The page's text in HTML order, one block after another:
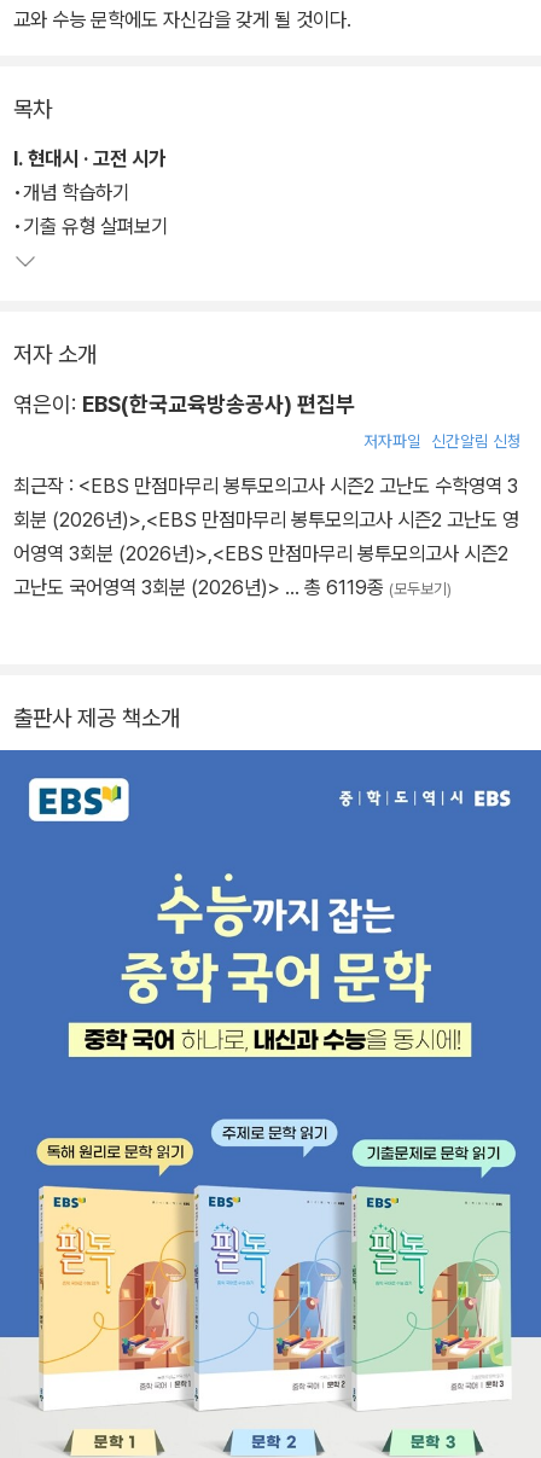
교와 수능 문학에도 자신감을 갖게 될 것이다.
목차
Ⅰ. 현대시 · 고전 시가
•개념 학습하기
•기출 유형 살펴보기
저자 소개
엮은이: EBS(한국교육방송공사) 편집부
저자파일 신간알림 신청
최근작 : <EBS 만점마무리 봉투모의고사 시즌2 고난도 수학영역 3
회분 (2026년)>,<EBS 만점마무리 봉투모의고사 시즌2 고난도 영
어영역 3회분 (2026년)>,<EBS 만점마무리 봉투모의고사 시즌2
고난도 국어영역 3회분 (2026년)> … 총 6119종 (모두보기)
출판사 제공 책소개